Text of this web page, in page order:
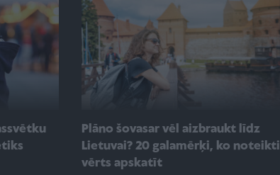
Plāno šovasar vēl aizbraukt līdz
Lietuvai? 20 galamērķi, ko noteikti
vērts apskatīt